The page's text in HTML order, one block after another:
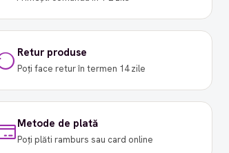
Retur produse
Poți face retur în termen 14 zile
Metode de plată
Poți plăti ramburs sau card online